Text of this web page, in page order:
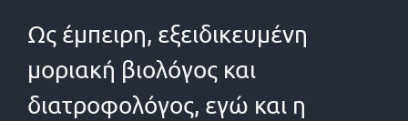
Ως έμπειρη, εξειδικευμένη
μοριακή βιολόγος και
διατροφολόγος, εγώ και η